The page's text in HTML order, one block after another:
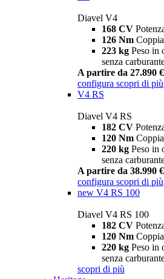
Diavel V4
168 CV
126 Nm Coppia
223 kg Peso in
senza
A partire da 27.890 €
configura scopri di più
V4 RS
Diavel V4 RS
182 CV
120 Nm Coppia
220 kg Peso in
senza
A partire da 38.990 €
configura scopri di più
new V4 RS 100
Diavel V4 RS 100
182 CV
120 Nm Coppia
220 kg Peso in
senza
scopri di più